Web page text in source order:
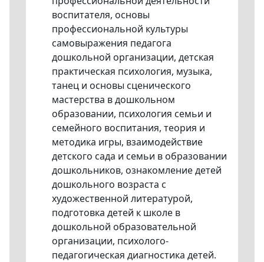
воспитателя, основы
профессиональной культуры
самовыражения педагога
дошкольной организации, детская
практическая психология, музыка,
танец и основы сценического
мастерства в дошкольном
образовании, психология семьи и
семейного воспитания, теория и
методика игры, взаимодействие
детского сада и семьи в образовании
дошкольников, ознакомление детей
дошкольного возраста с
художественной литературой,
подготовка детей к школе в
дошкольной образовательной
организации, психолого-
педагогическая диагностика детей.